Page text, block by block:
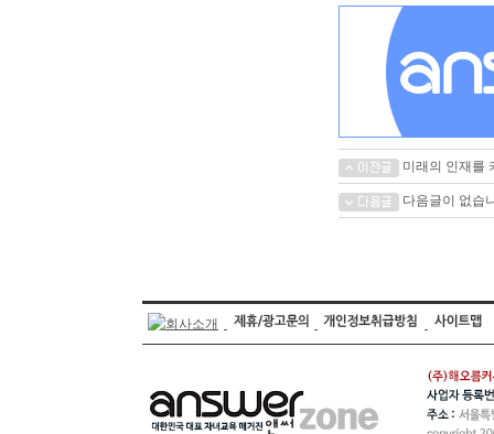
미래의 인재를
다음글이 없습